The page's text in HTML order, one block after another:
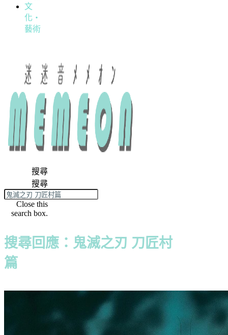
文
化・
藝術
搜尋
搜尋
Close this
search box.
搜尋回應：鬼滅之刃 刀匠村
篇